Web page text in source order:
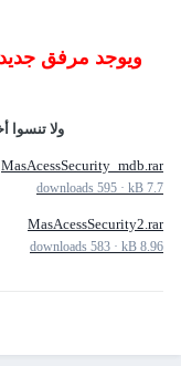
ويوجد مرفق جديد
ولا تنسوا
MasAcessSecurity_mdb.rar
7.7 kB
·
595 downloads
MasAcessSecurity2.rar
8.96 kB
·
583 downloads